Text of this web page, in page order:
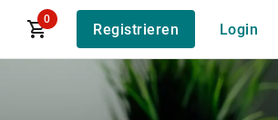
0
Registrieren Login